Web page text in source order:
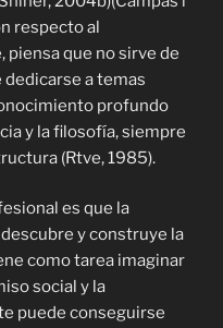
respecto al
que no sirve de
a temas
profundo
y la filosofía, siempre
(Rtve, 1985).
es que la
y construye la
como tarea imaginar
social y la
puede conseguirse